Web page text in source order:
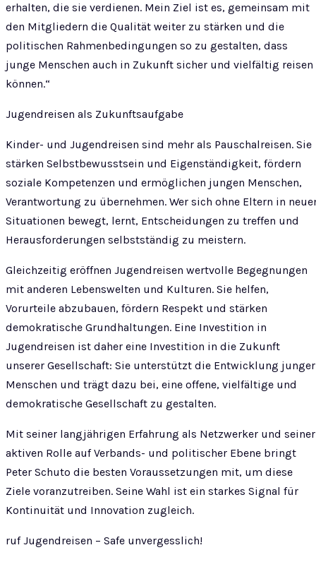
erhalten, die sie verdienen. Mein Ziel ist es, gemeinsam mit
den Mitgliedern die Qualität weiter zu stärken und die
politischen Rahmenbedingungen so zu gestalten, dass
junge Menschen auch in Zukunft sicher und vielfältig reisen
können.“
Jugendreisen als Zukunftsaufgabe
Kinder- und Jugendreisen sind mehr als Pauschalreisen. Sie
stärken Selbstbewusstsein und Eigenständigkeit, fördern
soziale Kompetenzen und ermöglichen jungen Menschen,
Verantwortung zu übernehmen. Wer sich ohne Eltern in
Situationen bewegt, lernt, Entscheidungen zu treffen und
Herausforderungen selbstständig zu meistern.
Gleichzeitig eröffnen Jugendreisen wertvolle Begegnungen
mit anderen Lebenswelten und Kulturen. Sie helfen,
Vorurteile abzubauen, fördern Respekt und stärken
demokratische Grundhaltungen. Eine Investition in
Jugendreisen ist daher eine Investition in die Zukunft
unserer Gesellschaft: Sie unterstützt die Entwicklung junger
Menschen und trägt dazu bei, eine offene, vielfältige und
demokratische Gesellschaft zu gestalten.
Mit seiner langjährigen Erfahrung als Netzwerker und seiner
aktiven Rolle auf Verbands- und politischer Ebene bringt
Peter Schuto die besten Voraussetzungen mit, um diese
Ziele voranzutreiben. Seine Wahl ist ein starkes Signal für
Kontinuität und Innovation zugleich.
ruf Jugendreisen – Safe unvergesslich!